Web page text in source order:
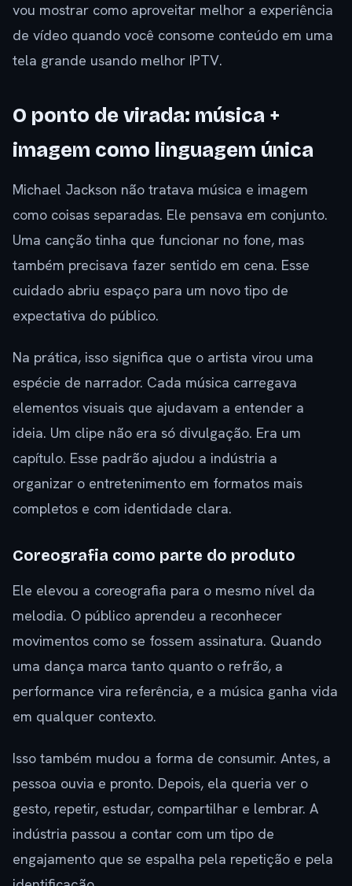
vou mostrar como aproveitar melhor a experiência
de vídeo quando você consome conteúdo em uma
tela grande usando melhor IPTV.
O ponto de virada: música +
imagem como linguagem única
Michael Jackson não tratava música e imagem
como coisas separadas. Ele pensava em conjunto.
Uma canção tinha que funcionar no fone, mas
também precisava fazer sentido em cena. Esse
cuidado abriu espaço para um novo tipo de
expectativa do público.
Na prática, isso significa que o artista virou uma
espécie de narrador. Cada música carregava
elementos visuais que ajudavam a entender a
ideia. Um clipe não era só divulgação. Era um
capítulo. Esse padrão ajudou a indústria a
organizar o entretenimento em formatos mais
completos e com identidade clara.
Coreografia como parte do produto
Ele elevou a coreografia para o mesmo nível da
melodia. O público aprendeu a reconhecer
movimentos como se fossem assinatura. Quando
uma dança marca tanto quanto o refrão, a
performance vira referência, e a música ganha vida
em qualquer contexto.
Isso também mudou a forma de consumir. Antes, a
pessoa ouvia e pronto. Depois, ela queria ver o
gesto, repetir, estudar, compartilhar e lembrar. A
indústria passou a contar com um tipo de
engajamento que se espalha pela repetição e pela